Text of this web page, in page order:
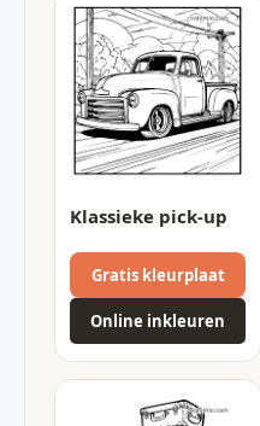
Klassieke pick-up
Gratis kleurplaat
Online inkleuren